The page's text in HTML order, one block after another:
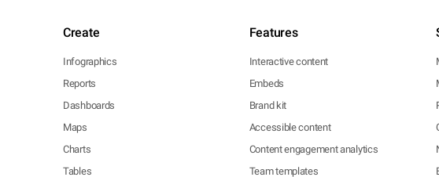
Create
Infographics
Reports
Dashboards
Maps
Charts
Tables
Features
Interactive content
Embeds
Brand kit
Accessible content
Content engagement analytics
Team templates